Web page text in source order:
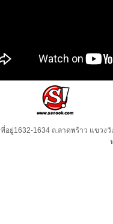
ที่อยู่1632-1634 ถ.ลาดพร้าว แขวง